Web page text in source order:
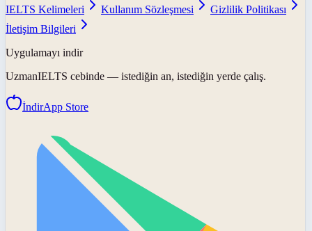
IELTS Kelimeleri
Kullanım Sözleşmesi
Gizlilik Politikası
İletişim Bilgileri
Uygulamayı indir
UzmanIELTS cebinde — istediğin an, istediğin yerde çalış.
İndirApp Store